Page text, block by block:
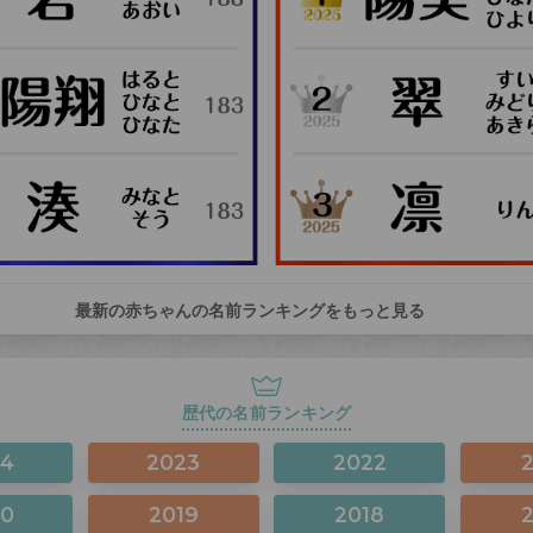
最新の赤ちゃんの名前ランキングをもっと見る
歴代の名前ランキング
2023 2022
2019 2018